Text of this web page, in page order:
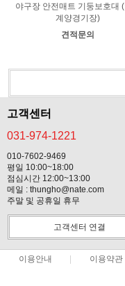
야구장 안전매트 기둥보호대 (
계양경기장)
견적문의
고객센터
031-974-1221
010-7602-9469
평일 10:00~18:00
점심시간 12:00~13:00
메일 : thungho@nate.com
주말 및 공휴일 휴무
고객센터 연결
이용안내 이용약관